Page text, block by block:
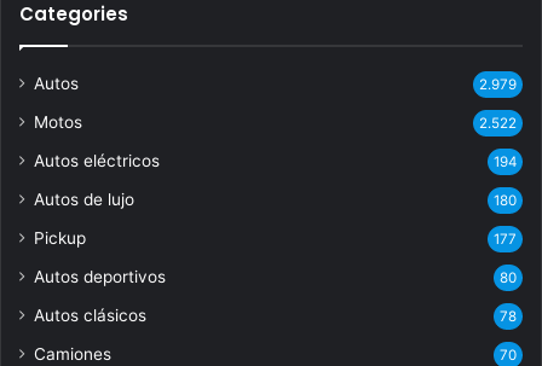
Categories
Autos 2.979
Motos 2.522
Autos eléctricos 194
Autos de lujo 180
Pickup 177
Autos deportivos 80
Autos clásicos 78
Camiones 70